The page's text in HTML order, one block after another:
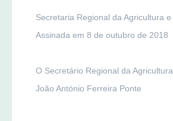
Secretaria Regional da Agricultura e
Assinada em 8 de outubro de 2018
O Secretário Regional da
João António Ferreira Ponte